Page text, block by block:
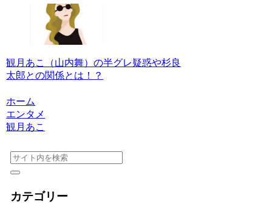
観月あこ（山内舞）の半グレ疑惑や杉良
太郎との関係とは！？
ホーム
エンタメ
観月あこ
カテゴリー